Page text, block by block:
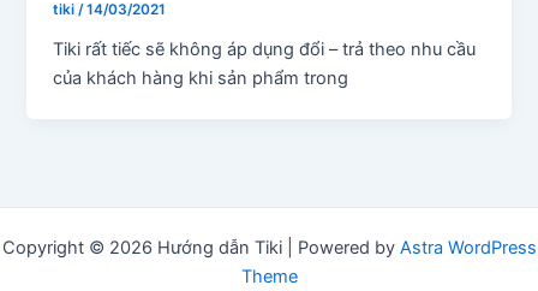
tiki/14/03/2021
Tiki rất tiếc sẽ không áp dụng đổi – trả theo nhu cầu
của khách hàng khi sản phẩm trong
Copyright © 2026 Hướng dẫn Tiki | Powered by Astra WordPress
Theme